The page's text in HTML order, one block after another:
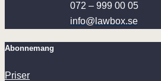
072 – 999 00 05
info@lawbox.se
Abonnemang
Priser